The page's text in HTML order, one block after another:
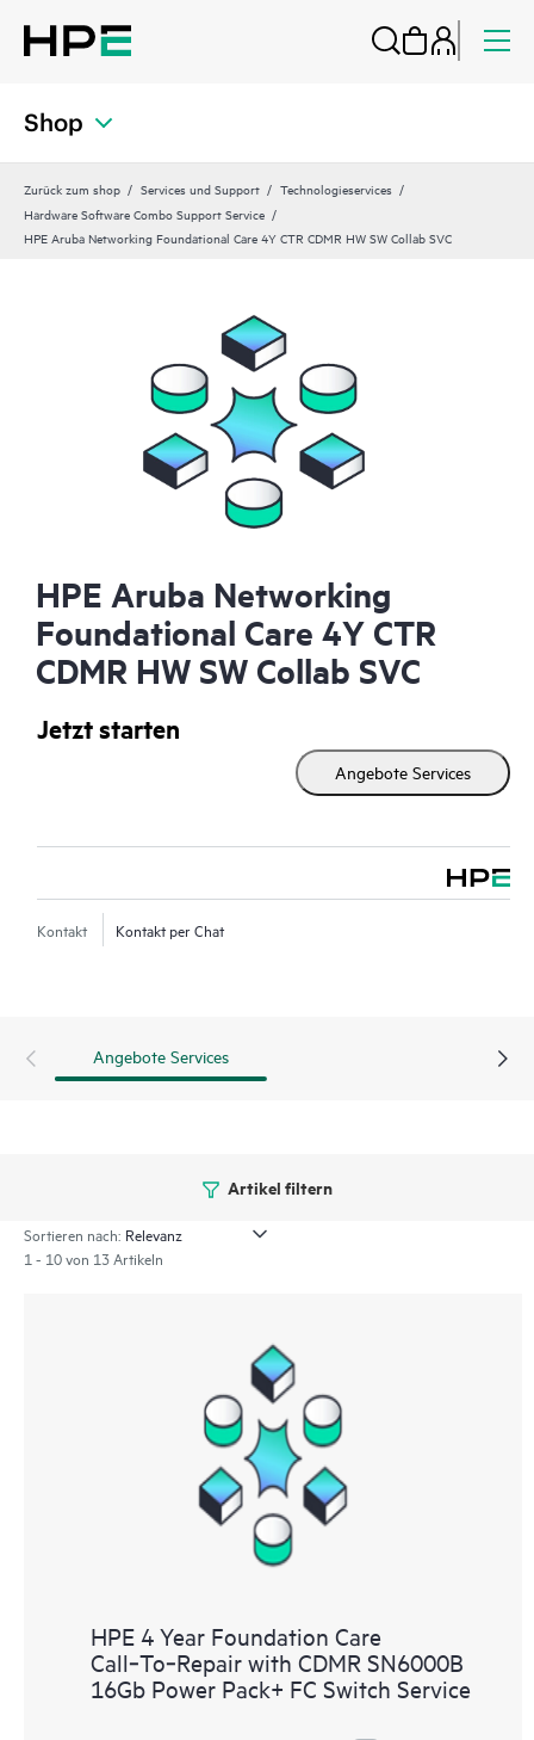
Shop
Zurück zum shop Services und Support
Technologieservices
Hardware Software Combo Support Service
HPE Aruba Networking Foundational Care 4Y CTR CDMR HW SW Collab SVC
HPE Aruba Networking
Foundational Care 4Y CTR
CDMR HW SW Collab SVC
Jetzt starten
Angebote Services
Kontakt Kontakt per Chat
Angebote Services
Artikel filtern
Sortieren nach:
1 - 10 von 13 Artikeln
HPE 4 Year Foundation Care
Call‑To‑Repair with CDMR SN6000B
16Gb Power Pack+ FC Switch Service